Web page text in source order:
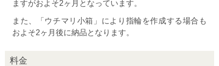
ますがおよそ2ヶ月となっています。
また、「ウチマリ小箱」により指輪を作成する場合も
およそ2ヶ月後に納品となります。
料金